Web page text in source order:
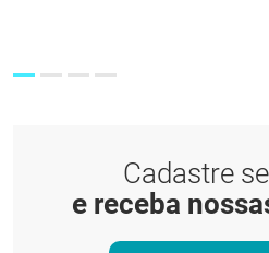
Cadastre
e receba